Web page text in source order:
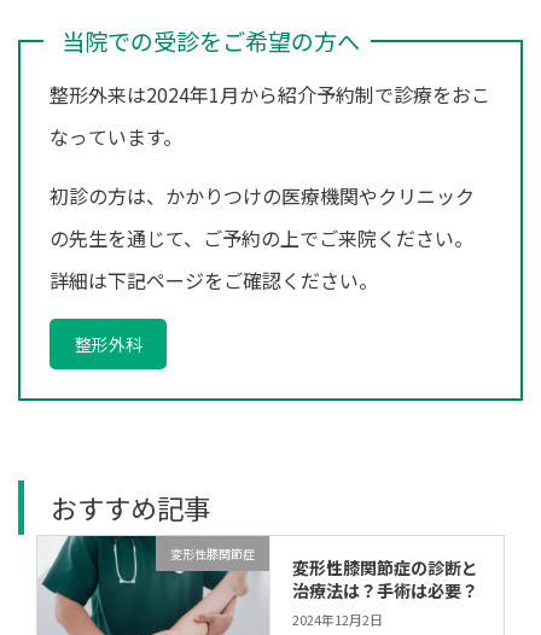
当院での受診をご希望の方へ
整形外来は2024年1月から紹介予約制で診療をおこ
なっています。
初診の方は、かかりつけの医療機関やクリニック
の先生を通じて、ご予約の上でご来院ください。
詳細は下記ページをご確認ください。
整形外科
おすすめ記事
変形性膝関節症
変形性膝関節症の診断と
治療法は？手術は必要？
2024年12月2日